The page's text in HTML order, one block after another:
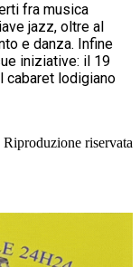
fra musica
jazz, oltre al
e danza. Infine
iniziative: il 19
cabaret lodigiano
riservata